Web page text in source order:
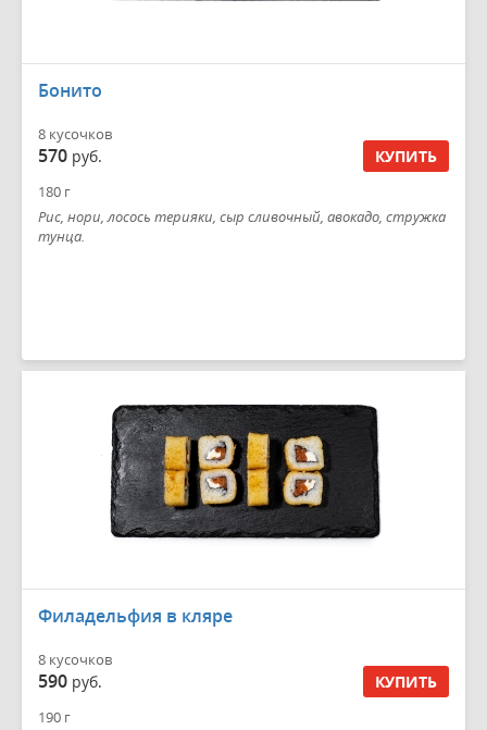
Бонито
8 кусочков
570 руб. КУПИТЬ
180 г
Рис, нори, лосось терияки, сыр сливочный, авокадо, стружка
тунца.
Филадельфия в кляре
8 кусочков
590 руб. КУПИТЬ
190 г